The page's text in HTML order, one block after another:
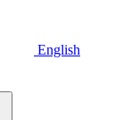
English